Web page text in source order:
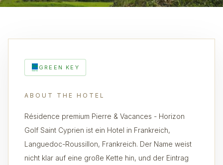
GREEN KEY
ABOUT THE HOTEL
Résidence premium Pierre & Vacances - Horizon
Golf Saint Cyprien ist ein Hotel in Frankreich,
Languedoc-Roussillon, Frankreich. Der Name weist
nicht klar auf eine große Kette hin, und der Eintrag